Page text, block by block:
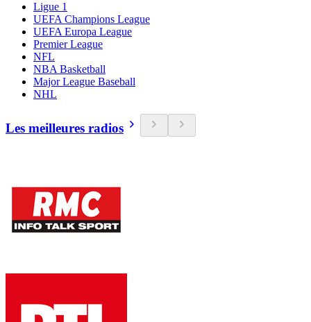
Ligue 1
UEFA Champions League
UEFA Europa League
Premier League
NFL
NBA Basketball
Major League Baseball
NHL
Les meilleures radios